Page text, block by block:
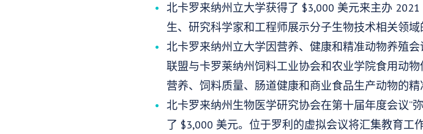
北卡罗来纳州立大学获得了 $3,000 美元来主办
生、研究科学家和工程师展示分子生物技术相关领
北卡罗来纳州立大学因营养、健康和精准动物养殖
联盟与卡罗莱纳州饲料工业协会和农业学院食用动
营养、饲料质量、肠道健康和商业食品生产动物的精
北卡罗来纳州生物医学研究协会在第十届年度会议“
了 $3,000 美元。位于罗利的虚拟会议将汇集教育工